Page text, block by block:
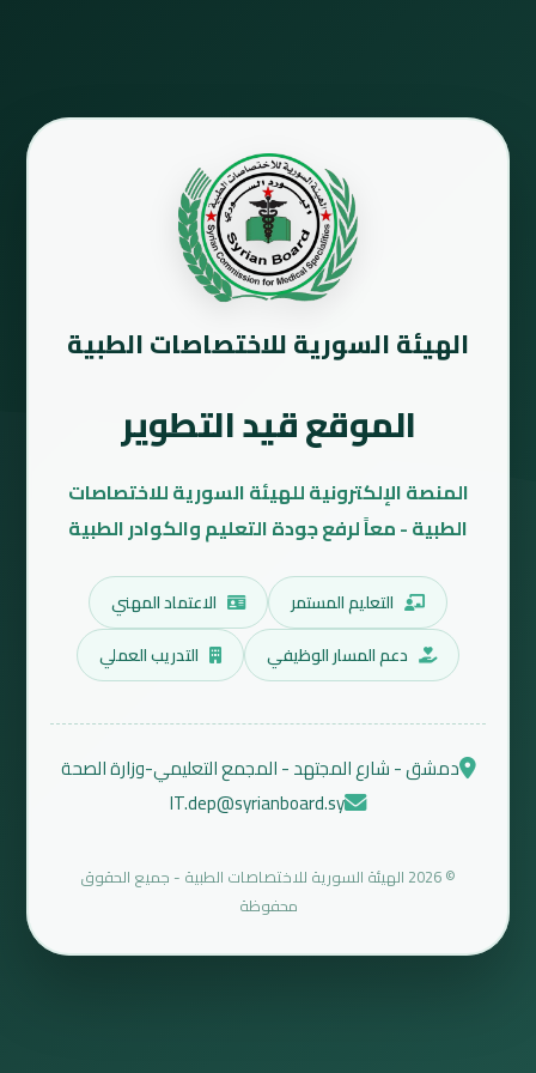
الهيئة السورية للاختصاصات الطبية
الموقع قيد التطوير
المنصة الإلكترونية للهيئة السورية للاختصاصات
الطبية - معاً لرفع جودة التعليم والكوادر الطبية
التعليم المستمر
الاعتماد المهني
دعم المسار الوظيفي
التدريب العملي
دمشق - شارع المجتهد - المجمع التعليمي-وزارة الصحة
IT.dep@syrianboard.sy
© 2026 الهيئة السورية للاختصاصات الطبية - جميع الحقوق
محفوظة